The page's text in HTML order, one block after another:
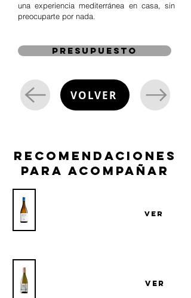
una experiencia mediterránea en casa, sin
preocuparte por nada.
presupuesto
VOLVER
recomendaciones
para acompañar
VER
VER